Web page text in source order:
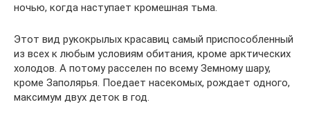
ночью, когда наступает кромешная тьма.
Этот вид рукокрылых красавиц самый приспособленный
из всех к любым условиям обитания, кроме арктических
холодов. А потому расселен по всему Земному шару,
кроме Заполярья. Поедает насекомых, рождает одного,
максимум двух деток в год.